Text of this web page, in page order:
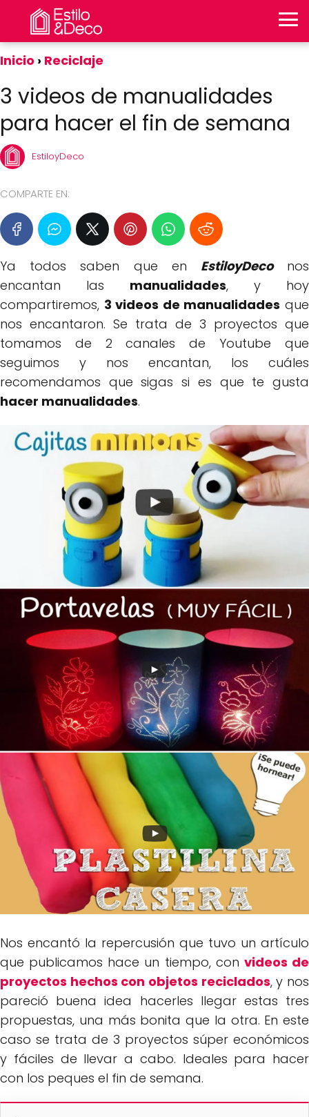
Inicio Reciclaje
3 videos de manualidades
para hacer el fin de semana
EstiloyDeco
COMPARTE EN:
Ya todos saben que en EstiloyDeconos
encantan las manualidades, y hoy
compartiremos, 3 videos de manualidades que
nos encantaron. Se trata de 3 proyectos que
tomamos de 2 canales de Youtube que
seguimos y nos encantan, los cuáles
recomendamos que sigas si es que te gusta
hacer manualidades.
Nos encantó la repercusión que tuvo un artículo
que publicamos hace un tiempo, con videos de
proyectos hechos con objetos reciclados, y nos
pareció buena idea hacerles llegar estas tres
propuestas, una más bonita que la otra. En este
caso se trata de 3 proyectos súper económicos
y fáciles de llevar a cabo. Ideales para hacer
con los peques el fin de semana.